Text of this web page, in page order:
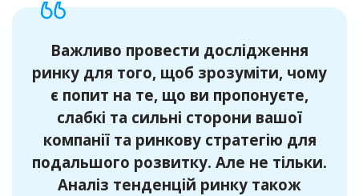
Важливо провести дослідження
ринку для того, щоб зрозуміти, чому
є попит на те, що ви пропонуєте,
слабкі та сильні сторони вашої
компанії та ринкову стратегію для
подальшого розвитку. Але не тільки.
Аналіз тенденцій ринку також